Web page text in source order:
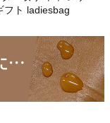
フト ladiesbag